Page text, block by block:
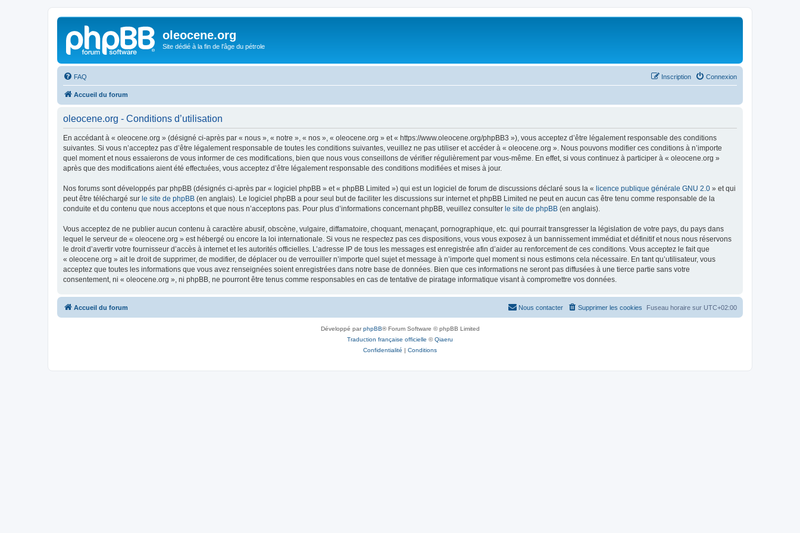
oleocene.org
Site dédié à la fin de l'âge du pétrole
FAQ Connexion
Inscription
Accueil du forum
oleocene.org - Conditions d’utilisation
En accédant à « oleocene.org » (désigné ci-après par « nous », « notre », « nos », « oleocene.org » et « https://www.oleocene.org/phpBB3 »), vous acceptez d’être légalement responsable des conditions
suivantes. Si vous n’acceptez pas d’être légalement responsable de toutes les conditions suivantes, veuillez ne pas utiliser et accéder à « oleocene.org ». Nous pouvons modifier ces conditions à n’importe
quel moment et nous essaierons de vous informer de ces modifications, bien que nous vous conseillons de vérifier régulièrement par vous-même. En effet, si vous continuez à participer à « oleocene.org »
après que des modifications aient été effectuées, vous acceptez d’être légalement responsable des conditions modifiées et mises à jour.
Nos forums sont développés par phpBB (désignés ci-après par « logiciel phpBB » et « phpBB Limited ») qui est un logiciel de forum de discussions déclaré sous la « licence publique générale GNU 2.0 » et qui
peut être téléchargé sur le site de phpBB (en anglais). Le logiciel phpBB a pour seul but de faciliter les discussions sur internet et phpBB Limited ne peut en aucun cas être tenu comme responsable de la
conduite et du contenu que nous acceptons et que nous n’acceptons pas. Pour plus d’informations concernant phpBB, veuillez consulter le site de phpBB (en anglais).
Vous acceptez de ne publier aucun contenu à caractère abusif, obscène, vulgaire, diffamatoire, choquant, menaçant, pornographique, etc. qui pourrait transgresser la législation de votre pays, du pays dans
lequel le serveur de « oleocene.org » est hébergé ou encore la loi internationale. Si vous ne respectez pas ces dispositions, vous vous exposez à un bannissement immédiat et définitif et nous nous réservons
le droit d’avertir votre fournisseur d’accès à internet et les autorités officielles. L’adresse IP de tous les messages est enregistrée afin d’aider au renforcement de ces conditions. Vous acceptez le fait que
« oleocene.org » ait le droit de supprimer, de modifier, de déplacer ou de verrouiller n’importe quel sujet et message à n’importe quel moment si nous estimons cela nécessaire. En tant qu’utilisateur, vous
acceptez que toutes les informations que vous avez renseignées soient enregistrées dans notre base de données. Bien que ces informations ne seront pas diffusées à une tierce partie sans votre
consentement, ni « oleocene.org », ni phpBB, ne pourront être tenus comme responsables en cas de tentative de piratage informatique visant à compromettre vos données.
Accueil du forum Fuseau horaire sur UTC+02:00
Supprimer les cookies
Nous contacter
Développé parphpBB® Forum Software © phpBB Limited
Traduction française officielle ©Qiaeru
Confidentialité | Conditions